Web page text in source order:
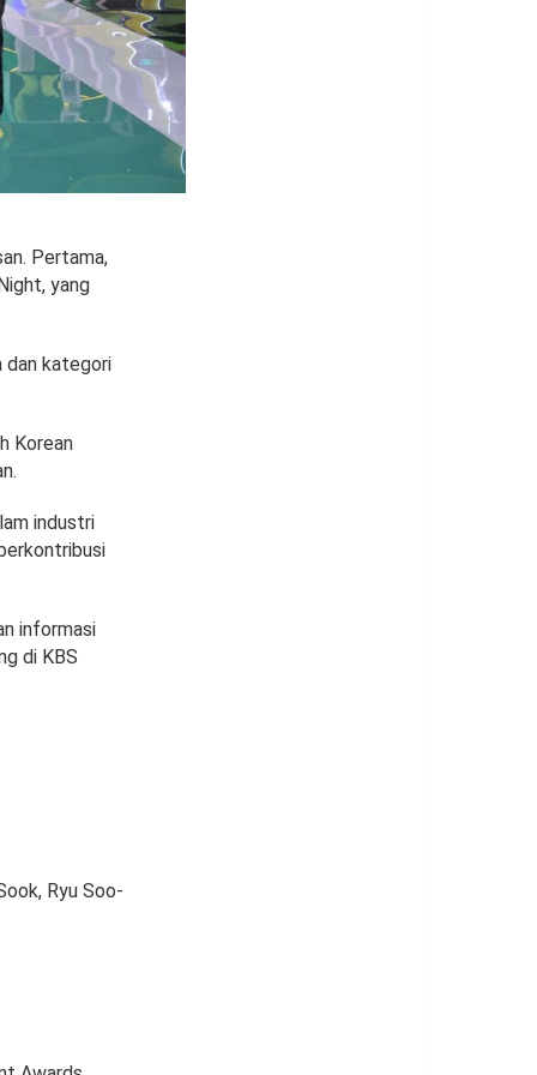
Pertama,
yang
dan kategori
Korean
industri
informasi
di KBS
Ryu Soo-